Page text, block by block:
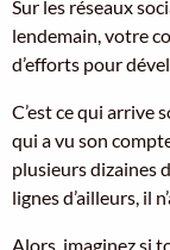
Sur les réseaux
lendemain, votre
d’efforts pour
C’est ce qui arrive
qui a vu son
plusieurs dizaines
lignes d’ailleurs, il
Alors, imaginez si